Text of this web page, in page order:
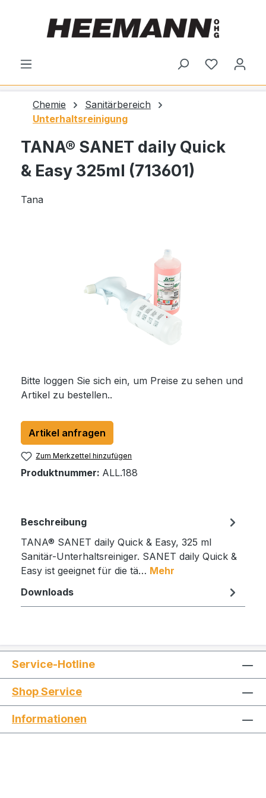
Du hast 0
Chemie
Sanitärbereich
Unterhaltsreinigung
TANA® SANET daily Quick
& Easy 325ml (713601)
Tana
Bitte loggen Sie sich ein, um Preise zu sehen und
Artikel zu bestellen..
Artikel anfragen
Zum Merkzettel hinzufügen
Produktnummer: ALL.188
Beschreibung
TANA® SANET daily Quick & Easy, 325 ml
Sanitär-Unterhaltsreiniger. SANET daily Quick &
Easy ist geeignet für die tä… Mehr
Downloads
Service-Hotline
Shop Service
Informationen